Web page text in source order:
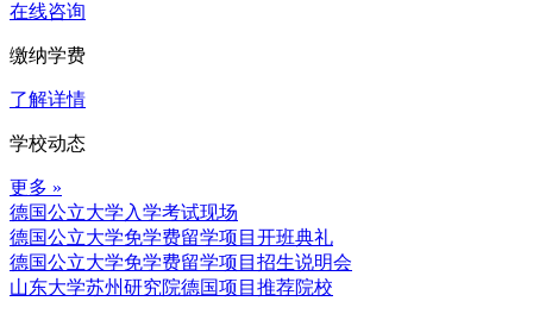
在线咨询
缴纳学费
了解详情
学校动态
更多 »
德国公立大学入学考试现场
德国公立大学免学费留学项目开班典礼
德国公立大学免学费留学项目招生说明会
山东大学苏州研究院德国项目推荐院校